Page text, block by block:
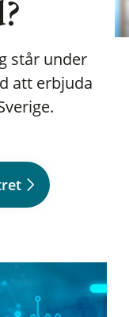
står under
att erbjuda